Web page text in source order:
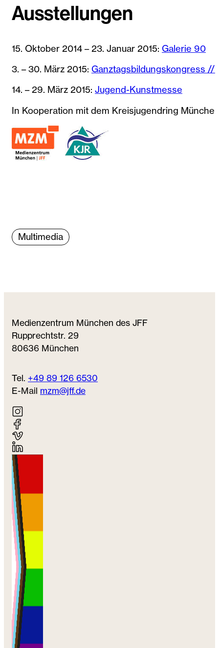
Ausstellungen
15. Oktober 2014 – 23. Januar 2015: Galerie 90
3. – 30. März 2015: Ganztagsbildungskongress
14. – 29. März 2015: Jugend-Kunstmesse
In Kooperation mit dem Kreisjugendring
Multimedia
Medienzentrum München des JFF
Rupprechtstr. 29
80636 München
Tel. +49 89 126 6530
E-Mail mzm@jff.de